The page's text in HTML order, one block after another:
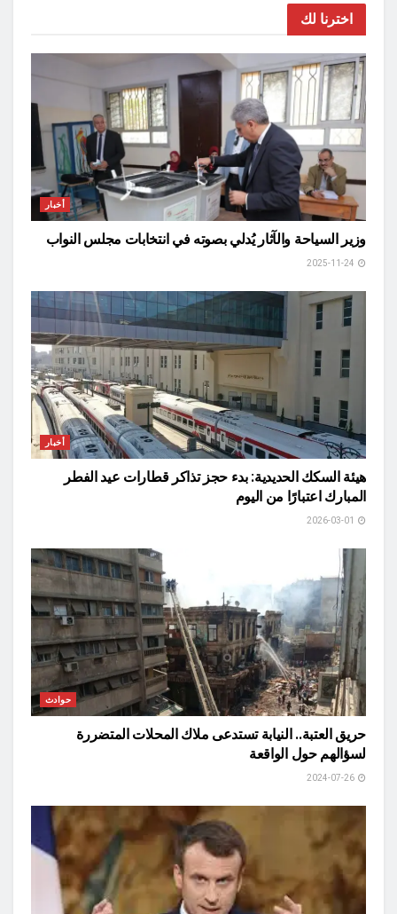
اخترنا لك
أخبار
وزير السياحة والآثار يُدلي بصوته في انتخابات مجلس النواب
أخبار
هيئة السكك الحديدية: بدء حجز تذاكر قطارات عيد الفطر
المبارك اعتبارًا من اليوم
حوادث
حريق العتبة.. النيابة تستدعى ملاك المحلات المتضررة
لسؤالهم حول الواقعة